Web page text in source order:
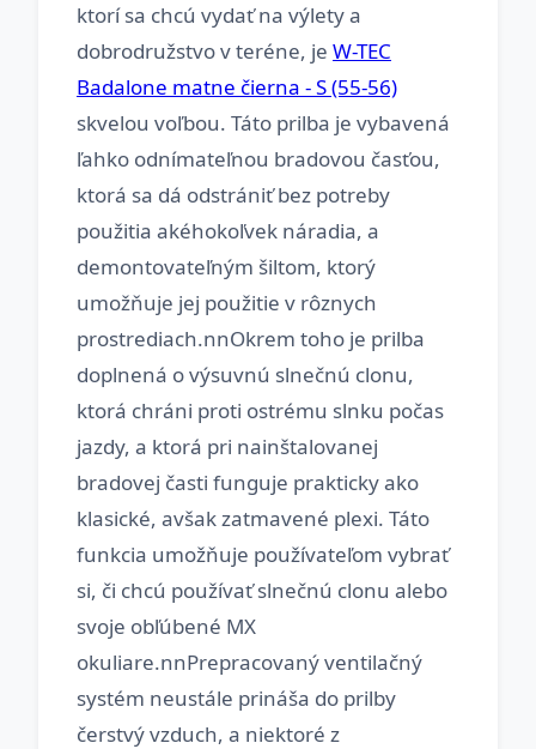
ktorí sa chcú vydať na výlety a
dobrodružstvo v teréne, je W-TEC
Badalone matne čierna - S (55-56)
skvelou voľbou. Táto prilba je vybavená
ľahko odnímateľnou bradovou časťou,
ktorá sa dá odstrániť bez potreby
použitia akéhokoľvek náradia, a
demontovateľným šiltom, ktorý
umožňuje jej použitie v rôznych
prostrediach.nnOkrem toho je prilba
doplnená o výsuvnú slnečnú clonu,
ktorá chráni proti ostrému slnku počas
jazdy, a ktorá pri nainštalovanej
bradovej časti funguje prakticky ako
klasické, avšak zatmavené plexi. Táto
funkcia umožňuje používateľom vybrať
si, či chcú používať slnečnú clonu alebo
svoje obľúbené MX
okuliare.nnPrepracovaný ventilačný
systém neustále prináša do prilby
čerstvý vzduch, a niektoré z